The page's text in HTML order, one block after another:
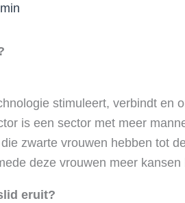
stimuleert, verbindt en
is een sector met meer
zwarte vrouwen hebben tot
deze vrouwen meer
eruit?